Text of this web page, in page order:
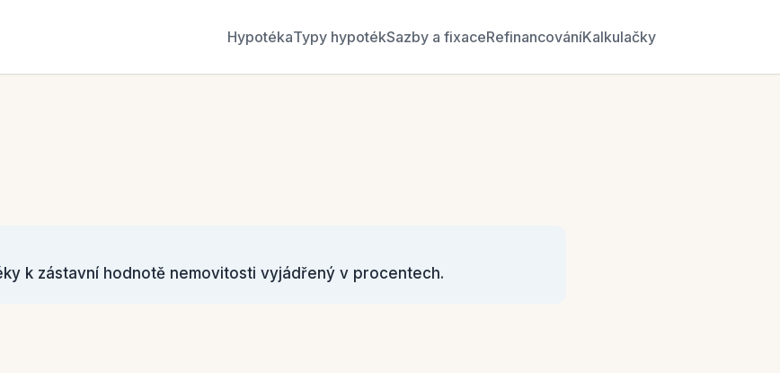
HypotékaTypy hypotékSazby a fixaceRefinancováníKalkulačky
k zástavní hodnotě nemovitosti vyjádřený v procentech.